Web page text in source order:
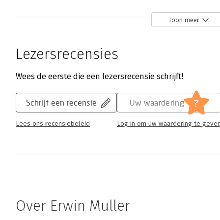
Toon meer
Lezersrecensies
Wees de eerste die een lezersrecensie schrijft!
Schrijf een recensie
Lees ons recensiebeleid
Uw waardering ?
Log in om uw waardering te
Over Erwin Muller